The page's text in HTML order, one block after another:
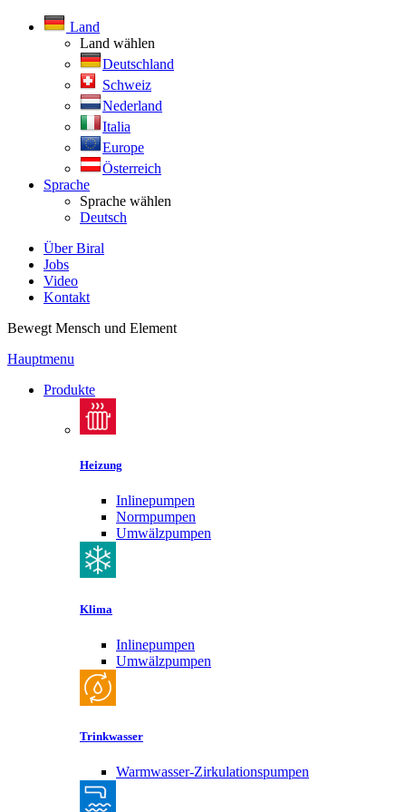
Land
Land wählen
Deutschland
Schweiz
Nederland
Italia
Europe
Österreich
Sprache
Sprache wählen
Deutsch
Über Biral
Jobs
Video
Kontakt
Bewegt Mensch und Element
Hauptmenu
Produkte
Heizung
Inlinepumpen
Normpumpen
Umwälzpumpen
Klima
Inlinepumpen
Umwälzpumpen
Trinkwasser
Warmwasser-Zirkulationspumpen